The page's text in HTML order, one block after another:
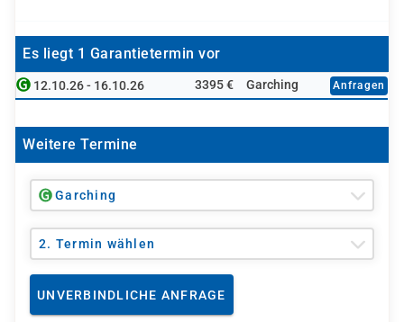
Es liegt 1 Garantietermin vor
12.10.26 - 16.10.26 3395 € Garching Anfragen
Weitere Termine
Garching
2. Termin wählen
UNVERBINDLICHE ANFRAGE